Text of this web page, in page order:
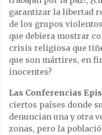
garantizar la libertad
de los grupos
que debiera mostrar
crisis religiosa que
que son mártires, en
inocentes?
Las Conferencias
ciertos países donde
denuncian una y otra
zonas, pero la